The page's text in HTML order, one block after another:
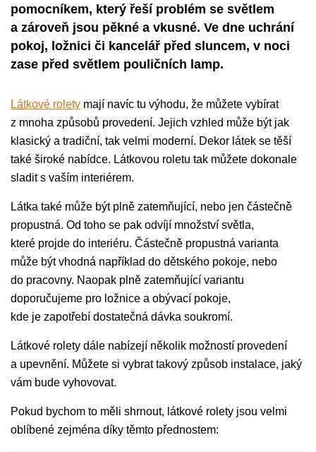
pomocníkem, který řeší problém se světlem
a zároveň jsou pěkné a vkusné. Ve dne uchrání
pokoj, ložnici či kancelář před sluncem, v noci
zase před světlem pouličních lamp.
Látkové rolety mají navíc tu výhodu, že můžete vybírat
z mnoha způsobů provedení. Jejich vzhled může být jak
klasický a tradiční, tak velmi moderní. Dekor látek se těší
také široké nabídce. Látkovou roletu tak můžete dokonale
sladit s vaším interiérem.
Látka také může být plně zatemňující, nebo jen částečně
propustná. Od toho se pak odvíjí množství světla,
které projde do interiéru. Částečně propustná varianta
může být vhodná například do dětského pokoje, nebo
do pracovny. Naopak plně zatemňující variantu
doporučujeme pro ložnice a obývací pokoje,
kde je zapotřebí dostatečná dávka soukromí.
Látkové rolety dále nabízejí několik možností provedení
a upevnění. Můžete si vybrat takový způsob instalace, jaký
vám bude vyhovovat.
Pokud bychom to měli shrnout, látkové rolety jsou velmi
oblíbené zejména díky těmto přednostem: